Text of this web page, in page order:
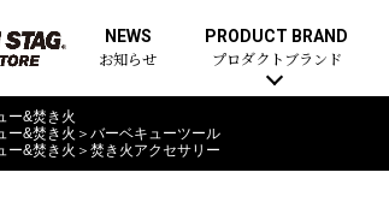
NEWS
お知らせ
PRODUCT BRAND
プロダクトブランド
ー&焚き火
ー&焚き火 ＞ バーベキューツール
ー&焚き火 ＞ 焚き火アクセサリー